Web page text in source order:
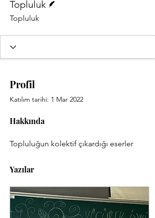
Topluluk
Topluluk
Profil
Katılım tarihi: 1 Mar 2022
Hakkında
Topluluğun kolektif çıkardığı eserler
Yazılar